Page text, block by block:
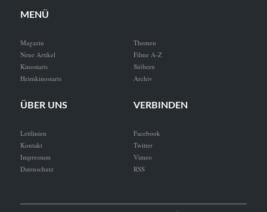
MENÜ
Magazin
Neue Artikel
Kinostarts
Heimkinostarts
Themen
Filme A-Z
Stöbern
Archiv
ÜBER UNS
Leitlinien
Kontakt
Impressum
Datenschutz
VERBINDEN
Facebook
Twitter
Vimeo
RSS